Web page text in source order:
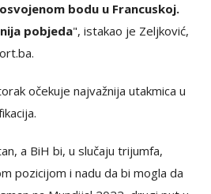
bodu u Francuskoj.
pobjeda", istakao je Zeljković,
očekuje najvažnija utakmica u
a BiH bi, u slučaju trijumfa,
pozicijom i nadu da bi mogla da